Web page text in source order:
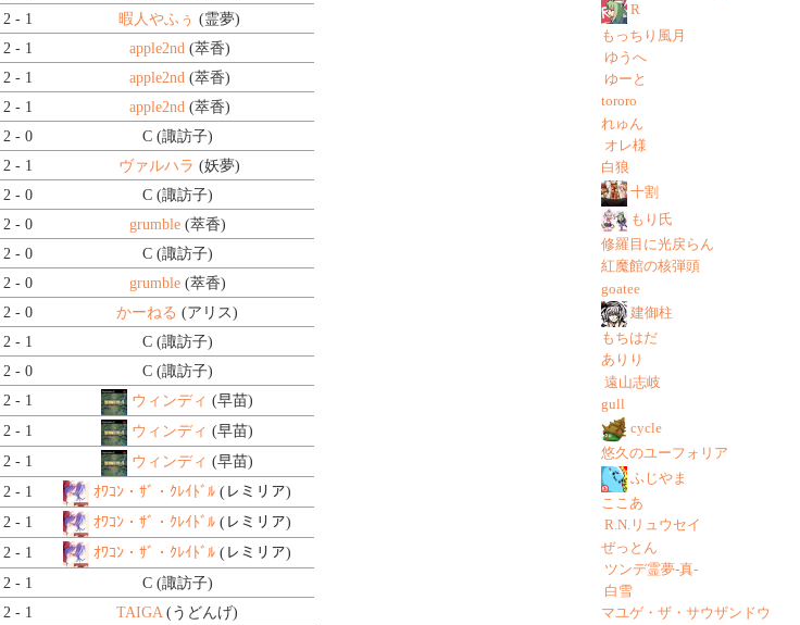
2 - 1 暇人やふぅ (霊夢)
2 - 1 apple2nd(萃香)
2 - 1 apple2nd(萃香)
2 - 1 apple2nd(萃香)
2 - 0 C (諏訪子)
2 - 1 ヴァルハラ (妖夢)
2 - 0 C (諏訪子)
2 - 0 grumble(萃香)
2 - 0 C (諏訪子)
2 - 0 grumble(萃香)
2 - 0 かーねる (アリス)
2 - 1 C (諏訪子)
2 - 0 C (諏訪子)
2 - 1 ウィンディ (早苗)
2 - 1 ウィンディ (早苗)
2 - 1 ウィンディ (早苗)
2 - 1 ｵﾜｺﾝ・ｻﾞ・ｸﾚｲﾄﾞﾙ (レミリア)
2 - 1 ｵﾜｺﾝ・ｻﾞ・ｸﾚｲﾄﾞﾙ (レミリア)
2 - 1 ｵﾜｺﾝ・ｻﾞ・ｸﾚｲﾄﾞﾙ (レミリア)
2 - 1 C (諏訪子)
2 - 1 TAIGA(うどんげ)
R
もっちり風月
ゆうへ
ゆーと
tororo
れゅん
オレ様
白狼
十割
もり氏
修羅目に光戻らん
紅魔館の核弾頭
goatee
建御柱
もちはだ
ありり
遠山志岐
gull
cycle
悠久のユーフォリア
ふじやま
ここあ
R.N.リュウセイ
ぜっとん
ツンデ霊夢-真-
白雪
マユゲ・ザ・サウザンドウ